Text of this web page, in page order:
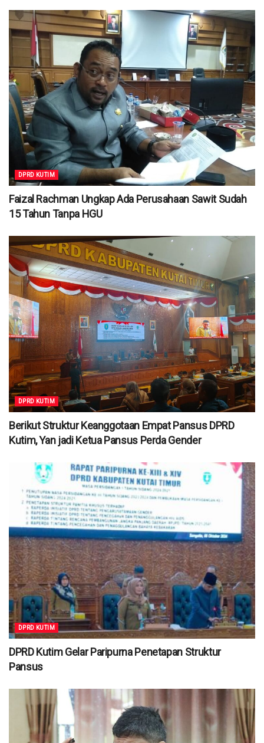
DPRD KUTIM
Faizal Rachman Ungkap Ada Perusahaan Sawit Sudah
15 Tahun Tanpa HGU
DPRD KUTIM
Berikut Struktur Keanggotaan Empat Pansus DPRD
Kutim, Yan jadi Ketua Pansus Perda Gender
DPRD KUTIM
DPRD Kutim Gelar Paripurna Penetapan Struktur
Pansus